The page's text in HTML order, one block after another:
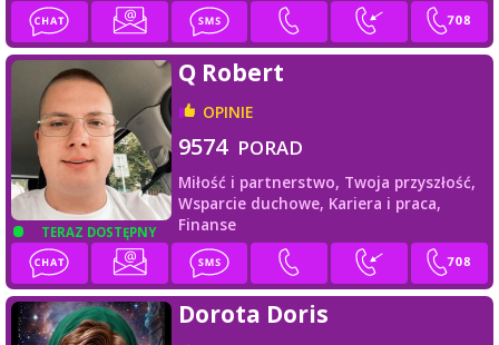
TERAZ DOSTĘPNY
Q Robert
OPINIE
9574 PORAD
Miłość i partnerstwo, Twoja przyszłość,
Wsparcie duchowe, Kariera i praca,
Finanse
Dorota Doris